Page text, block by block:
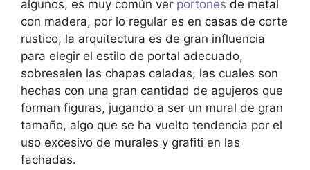
algunos, es muy común ver portones de metal
con madera, por lo regular es en casas de corte
rustico, la arquitectura es de gran influencia
para elegir el estilo de portal adecuado,
sobresalen las chapas caladas, las cuales son
hechas con una gran cantidad de agujeros que
forman figuras, jugando a ser un mural de gran
tamaño, algo que se ha vuelto tendencia por el
uso excesivo de murales y grafiti en las
fachadas.